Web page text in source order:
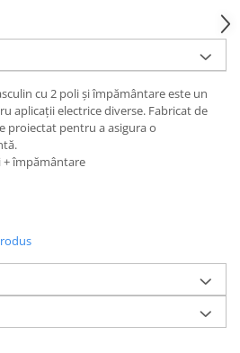
cu 2 poli și împământare este un
aplicații electrice diverse. Fabricat de
proiectat pentru a asigura o
+ împământare